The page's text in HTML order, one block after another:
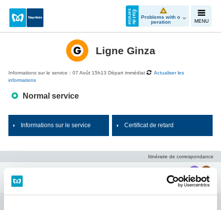
É
t
a
t
d
u
s
e
r
v
i
c
e
Problems with o
peration
MENU
Ligne Ginza
Informations sur le service：07 Août 15h13 Départ immédiat
Actualiser les
informations
Normal service
Informations sur le service Certificat de retard
Itinéraire de correspondance